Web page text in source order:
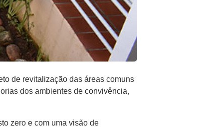
de revitalização das áreas comuns
dos ambientes de convivência,
zero e com uma visão de